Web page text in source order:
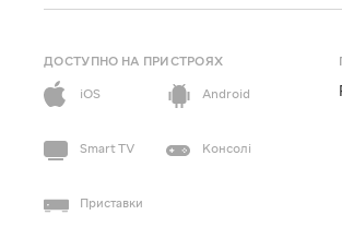
ДОСТУПНО НА ПРИСТРОЯХ
iOS
Android
Smart TV Консолі
Приставки